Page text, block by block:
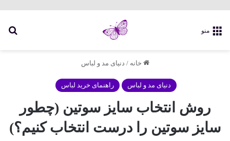
منو
خانه / دنیای مد و لباس
دنیای مد و لباس راهنمای خرید لباس
روش انتخاب سایز سوتین (چطور
سایز سوتین را درست انتخاب کنیم؟)